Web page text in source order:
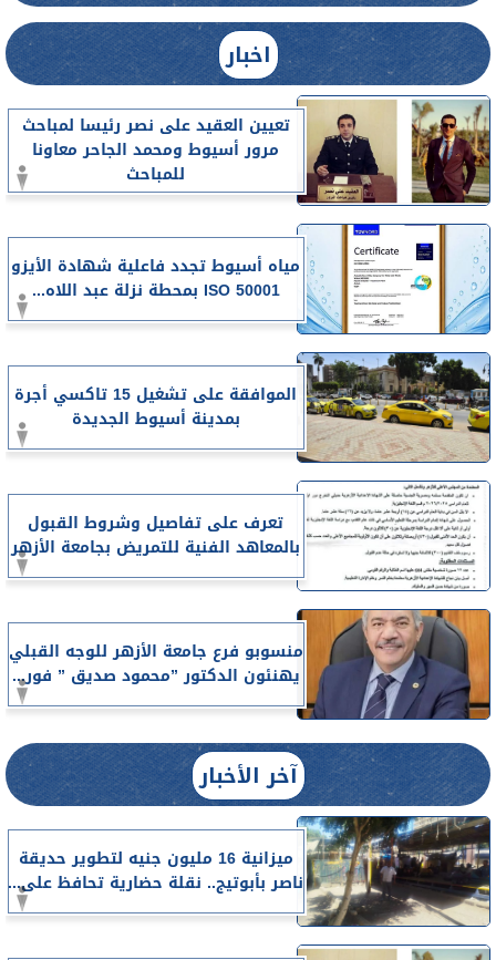
اخبار
تعيين العقيد على نصر رئيسا لمباحث
مرور أسيوط ومحمد الجاحر معاونا
للمباحث
مياه أسيوط تجدد فاعلية شهادة الأيزو
ISO 50001 بمحطة نزلة عبد اللاه...
الموافقة على تشغيل 15 تاكسي أجرة
بمدينة أسيوط الجديدة
تعرف على تفاصيل وشروط القبول
بالمعاهد الفنية للتمريض بجامعة الأزهر
منسوبو فرع جامعة الأزهر للوجه القبلي
يهنئون الدكتور ”محمود صديق ” فور...
آخر الأخبار
ميزانية 16 مليون جنيه لتطوير حديقة
ناصر بأبوتيج.. نقلة حضارية تحافظ على...